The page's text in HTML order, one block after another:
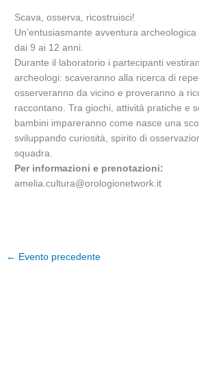
Scava, osserva, ricostruisci!
Un’entusiasmante avventura
dai 9 ai 12 anni.
Durante il laboratorio i partecipanti
archeologi: scaveranno alla ricerca di
osserveranno da vicino e proveranno a
raccontano. Tra giochi, attività pratiche e
bambini impareranno come nasce una
sviluppando curiosità, spirito di
squadra.
Per informazioni e prenotazioni:
amelia.cultura@orologionetwork.it
← Evento precedente